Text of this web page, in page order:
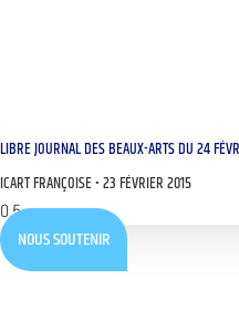
LIBRE JOURNAL DES BEAUX-ARTS DU 24
ICART FRANÇOISE 23 FÉVRIER 2015
NOUS SOUTENIR